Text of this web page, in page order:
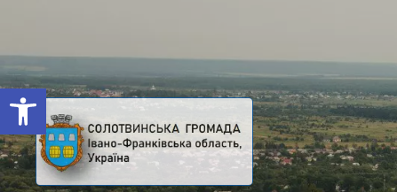
Відкрити Панель інструментів